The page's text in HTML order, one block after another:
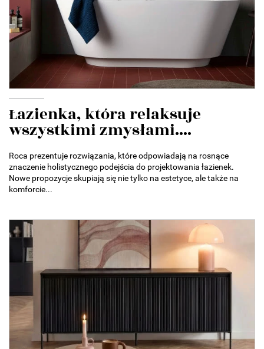
Łazienka, która relaksuje
wszystkimi zmysłami....
Roca prezentuje rozwiązania, które odpowiadają na rosnące
znaczenie holistycznego podejścia do projektowania łazienek.
Nowe propozycje skupiają się nie tylko na estetyce, ale także na
komforcie...